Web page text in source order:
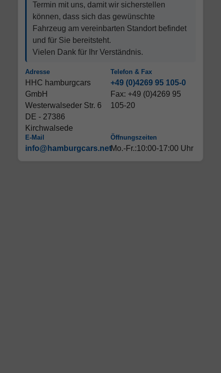
Termin mit uns, damit wir sicherstellen
können, dass sich das gewünschte
Fahrzeug am vereinbarten Standort befindet
und für Sie bereitsteht.
Vielen Dank für Ihr Verständnis.
Adresse
HHC hamburgcars
GmbH
Westerwalseder Str. 6
DE - 27386
Kirchwalsede
Telefon & Fax
+49 (0)4269 95 105-0
Fax: +49 (0)4269 95
105-20
E-Mail
info@hamburgcars.net
Öffnungszeiten
Mo.-Fr.:10:00-17:00 Uhr